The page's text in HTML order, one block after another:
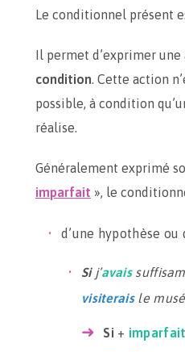
Le conditionnel présent
Il permet d’exprimer une
condition. Cette action
possible, à condition
réalise.
Généralement exprimé
imparfait », le
d’une hypothèse ou
Sij’avais
visiteraisle
Si + imparfait